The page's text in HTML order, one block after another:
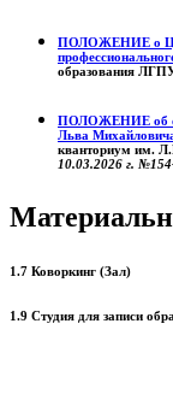
ПОЛОЖЕНИЕ о
образования
ПОЛОЖЕНИЕ об
Льва
кванториум им.
10.03.2026 г.
1.7 Коворкинг (Зал)
1.9 Студия для записи